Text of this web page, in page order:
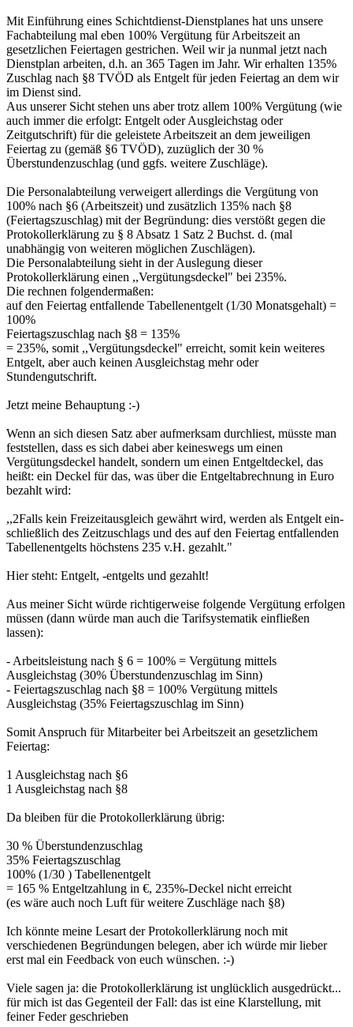
Mit Einführung eines Schichtdienst-Dienstplanes hat uns unsere
Fachabteilung mal eben 100% Vergütung für Arbeitszeit an
gesetzlichen Feiertagen gestrichen. Weil wir ja nunmal jetzt nach
Dienstplan arbeiten, d.h. an 365 Tagen im Jahr. Wir erhalten 135%
Zuschlag nach §8 TVÖD als Entgelt für jeden Feiertag an dem wir
im Dienst sind.
Aus unserer Sicht stehen uns aber trotz allem 100% Vergütung (wie
auch immer die erfolgt: Entgelt oder Ausgleichstag oder
Zeitgutschrift) für die geleistete Arbeitszeit an dem jeweiligen
Feiertag zu (gemäß §6 TVÖD), zuzüglich der 30 %
Überstundenzuschlag (und ggfs. weitere Zuschläge).
Die Personalabteilung verweigert allerdings die Vergütung von
100% nach §6 (Arbeitszeit) und zusätzlich 135% nach §8
(Feiertagszuschlag) mit der Begründung: dies verstößt gegen die
Protokollerklärung zu § 8 Absatz 1 Satz 2 Buchst. d. (mal
unabhängig von weiteren möglichen Zuschlägen).
Die Personalabteilung sieht in der Auslegung dieser
Protokollerklärung einen ,,Vergütungsdeckel" bei 235%.
Die rechnen folgendermaßen:
auf den Feiertag entfallende Tabellenentgelt (1/30 Monatsgehalt) =
100%
Feiertagszuschlag nach §8 = 135%
= 235%, somit ,,Vergütungsdeckel" erreicht, somit kein weiteres
Entgelt, aber auch keinen Ausgleichstag mehr oder
Stundengutschrift.
Jetzt meine Behauptung :-)
Wenn an sich diesen Satz aber aufmerksam durchliest, müsste man
feststellen, dass es sich dabei aber keineswegs um einen
Vergütungsdeckel handelt, sondern um einen Entgeltdeckel, das
heißt: ein Deckel für das, was über die Entgeltabrechnung in Euro
bezahlt wird:
,,2Falls kein Freizeitausgleich gewährt wird, werden als Entgelt ein-
schließlich des Zeitzuschlags und des auf den Feiertag entfallenden
Tabellenentgelts höchstens 235 v.H. gezahlt."
Hier steht: Entgelt, -entgelts und gezahlt!
Aus meiner Sicht würde richtigerweise folgende Vergütung erfolgen
müssen (dann würde man auch die Tarifsystematik einfließen
lassen):
- Arbeitsleistung nach § 6 = 100% = Vergütung mittels
Ausgleichstag (30% Überstundenzuschlag im Sinn)
- Feiertagszuschlag nach §8 = 100% Vergütung mittels
Ausgleichstag (35% Feiertagszuschlag im Sinn)
Somit Anspruch für Mitarbeiter bei Arbeitszeit an gesetzlichem
Feiertag:
1 Ausgleichstag nach §6
1 Ausgleichstag nach §8
Da bleiben für die Protokollerklärung übrig:
30 % Überstundenzuschlag
35% Feiertagszuschlag
100% (1/30 ) Tabellenentgelt
= 165 % Entgeltzahlung in €, 235%-Deckel nicht erreicht
(es wäre auch noch Luft für weitere Zuschläge nach §8)
Ich könnte meine Lesart der Protokollerklärung noch mit
verschiedenen Begründungen belegen, aber ich würde mir lieber
erst mal ein Feedback von euch wünschen. :-)
Viele sagen ja: die Protokollerklärung ist unglücklich ausgedrückt...
für mich ist das Gegenteil der Fall: das ist eine Klarstellung, mit
feiner Feder geschrieben